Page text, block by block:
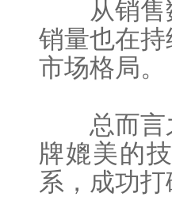
从销售数
销量也在
市场格局。
总而言
牌媲美的
系，成功